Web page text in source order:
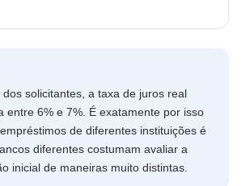
solicitantes, a taxa de juros real
entre 6% e 7%. É exatamente por isso
de diferentes instituições é
diferentes costumam avaliar a
inicial de maneiras muito distintas.